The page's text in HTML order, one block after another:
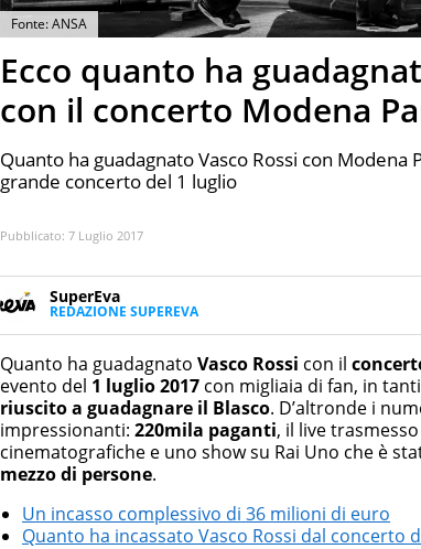
Fonte: ANSA
Ecco quanto ha
con il concerto Modena
Quanto ha guadagnato Vasco Rossi con Modena
grande concerto del 1 luglio
Pubblicato: 7 Luglio 2017
SuperEva
REDAZIONE SUPEREVA
SuperEva è il magazine di Italiaonline dedicato a
cerca di notizie originali. Dalle tendenze del
più divertenti: mille storie da scoprire ogni giorno”
Quanto ha guadagnato Vasco Rossi con il
evento del 1 luglio 2017 con migliaia di fan, in
riuscito a guadagnare il Blasco. D’altronde i
impressionanti: 220mila paganti, il live
cinematografiche e uno show su Rai Uno che è
mezzo di persone.
Un incasso complessivo di 36 milioni di euro
Quanto ha incassato Vasco Rossi dal concerto